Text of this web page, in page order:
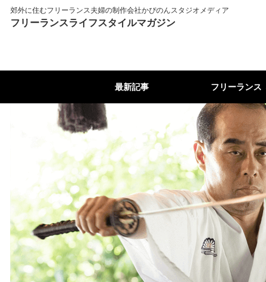
フリーランスライフスタイルマガジン
郊外に住むフリーランス夫婦の制作会社かぴのんスタジオメディア
最新記事 フリーランス